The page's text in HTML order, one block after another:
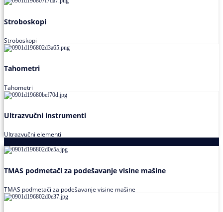
Stroboskopi
Stroboskopi
Tahometri
Tahometri
Ultrazvučni instrumenti
Ultrazvučni elementi
TMAS podmetači za podešavanje visine mašine
TMAS podmetači za podešavanje visine mašine